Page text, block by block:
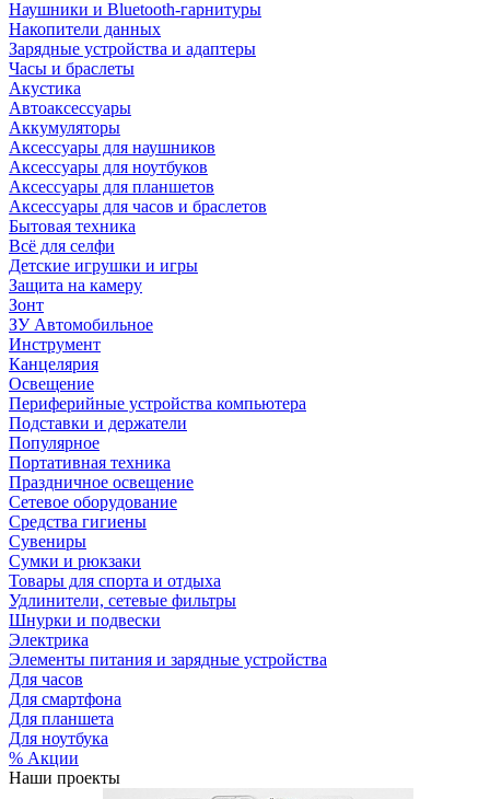
Наушники и Bluetooth-гарнитуры
Накопители данных
Зарядные устройства и адаптеры
Часы и браслеты
Акустика
Автоаксессуары
Аккумуляторы
Аксессуары для наушников
Аксессуары для ноутбуков
Аксессуары для планшетов
Аксессуары для часов и браслетов
Бытовая техника
Всё для селфи
Детские игрушки и игры
Защита на камеру
Зонт
ЗУ Автомобильное
Инструмент
Канцелярия
Освещение
Периферийные устройства компьютера
Подставки и держатели
Популярное
Портативная техника
Праздничное освещение
Сетевое оборудование
Средства гигиены
Сувениры
Сумки и рюкзаки
Товары для спорта и отдыха
Удлинители, сетевые фильтры
Шнурки и подвески
Электрика
Элементы питания и зарядные устройства
Для часов
Для смартфона
Для планшета
Для ноутбука
% Акции
Наши проекты